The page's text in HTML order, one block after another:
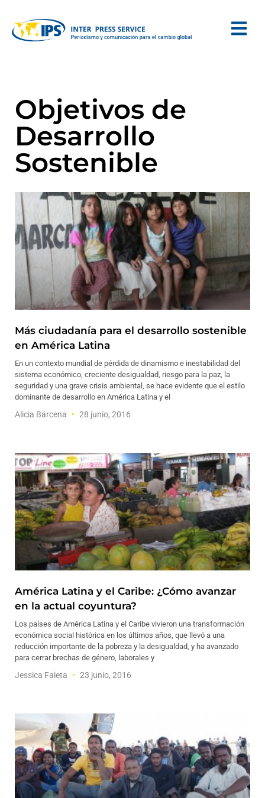
Objetivos de
Desarrollo
Sostenible
Más ciudadanía para el desarrollo sostenible
en América Latina
En un contexto mundial de pérdida de dinamismo e inestabilidad del
sistema económico, creciente desigualdad, riesgo para la paz, la
seguridad y una grave crisis ambiental, se hace evidente que el estilo
dominante de desarrollo en América Latina y el
Alicia Bárcena 28 junio, 2016
América Latina y el Caribe: ¿Cómo avanzar
en la actual coyuntura?
Los países de América Latina y el Caribe vivieron una transformación
económica social histórica en los últimos años, que llevó a una
reducción importante de la pobreza y la desigualdad, y ha avanzado
para cerrar brechas de género, laborales y
Jessica Faieta 23 junio, 2016